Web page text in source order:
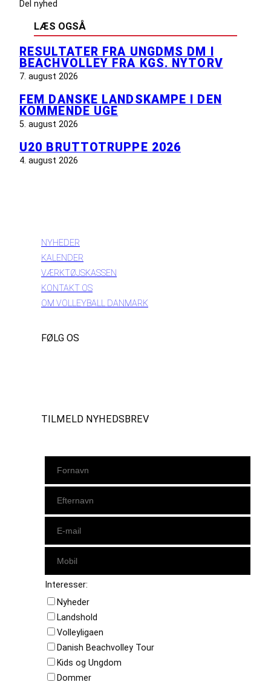
Del nyhed
LÆS OGSÅ
RESULTATER FRA UNGDMS DM I
BEACHVOLLEY FRA KGS. NYTORV
7. august 2026
FEM DANSKE LANDSKAMPE I DEN
KOMMENDE UGE
5. august 2026
U20 BRUTTOTRUPPE 2026
4. august 2026
NYHEDER
KALENDER
VÆRKTØJSKASSEN
KONTAKT OS
OM VOLLEYBALL DANMARK
FØLG OS
TILMELD NYHEDSBREV
Interesser:
Nyheder
Landshold
Volleyligaen
Danish Beachvolley Tour
Kids og Ungdom
Dommer